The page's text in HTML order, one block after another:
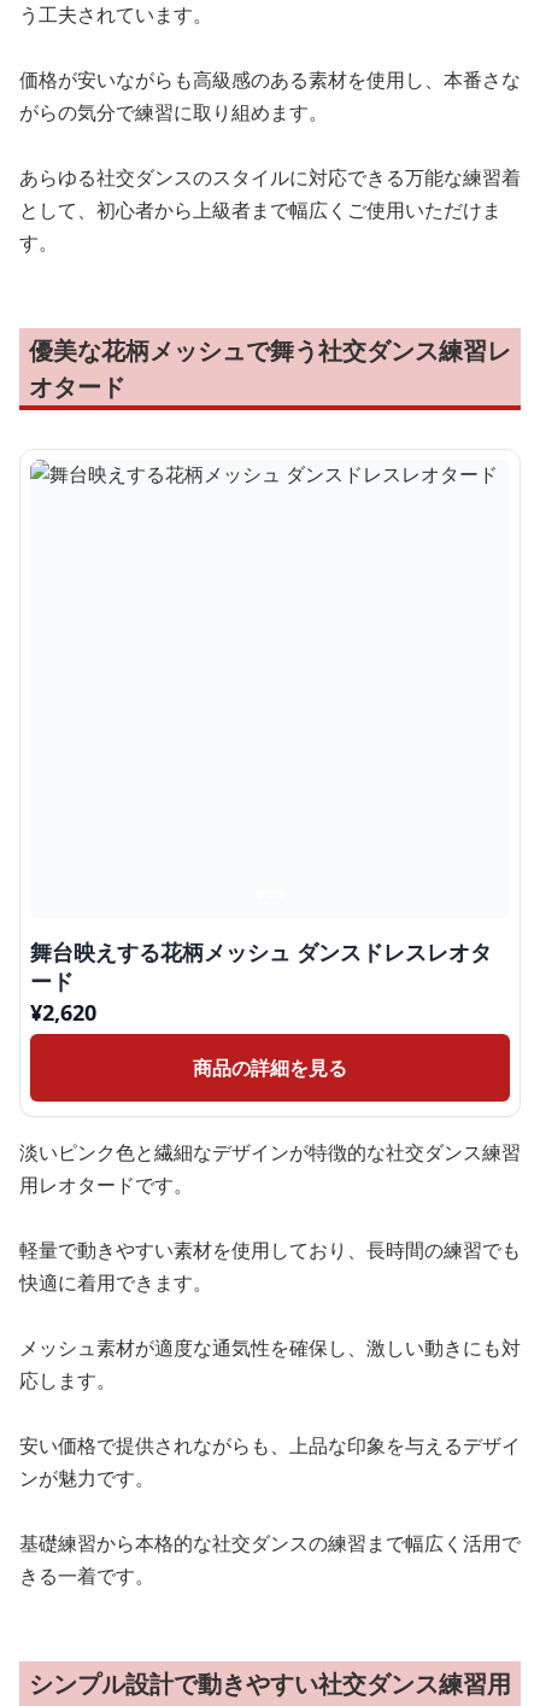
う工夫されています。
価格が安いながらも高級感のある素材を使用し、本番さな
がらの気分で練習に取り組めます。
あらゆる社交ダンスのスタイルに対応できる万能な練習着
として、初心者から上級者まで幅広くご使用いただけま
す。
優美な花柄メッシュで舞う社交ダンス練習レ
オタード
舞台映えする花柄メッシュ ダンスドレスレオタ
ード
¥2,620
商品の詳細を見る
淡いピンク色と繊細なデザインが特徴的な社交ダンス練習
用レオタードです。
軽量で動きやすい素材を使用しており、長時間の練習でも
快適に着用できます。
メッシュ素材が適度な通気性を確保し、激しい動きにも対
応します。
安い価格で提供されながらも、上品な印象を与えるデザイ
ンが魅力です。
基礎練習から本格的な社交ダンスの練習まで幅広く活用で
きる一着です。
シンプル設計で動きやすい社交ダンス練習用